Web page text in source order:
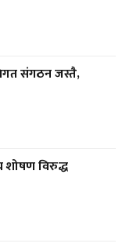
संगठन जस्तै,
शोषण विरुद्ध